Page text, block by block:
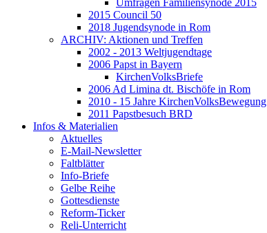
Umfragen Familiensynode 2015
2015 Council 50
2018 Jugendsynode in Rom
ARCHIV: Aktionen und Treffen
2002 - 2013 Weltjugendtage
2006 Papst in Bayern
KirchenVolksBriefe
2006 Ad Limina dt. Bischöfe in Rom
2010 - 15 Jahre KirchenVolksBewegung
2011 Papstbesuch BRD
Infos & Materialien
Aktuelles
E-Mail-Newsletter
Faltblätter
Info-Briefe
Gelbe Reihe
Gottesdienste
Reform-Ticker
Reli-Unterricht